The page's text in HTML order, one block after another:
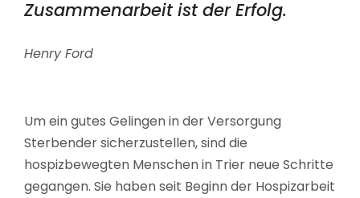
Zusammenarbeit ist der Erfolg.
Henry Ford
Um ein gutes Gelingen in der Versorgung
Sterbender sicherzustellen, sind die
hospizbewegten Menschen in Trier neue Schritte
gegangen. Sie haben seit Beginn der Hospizarbeit